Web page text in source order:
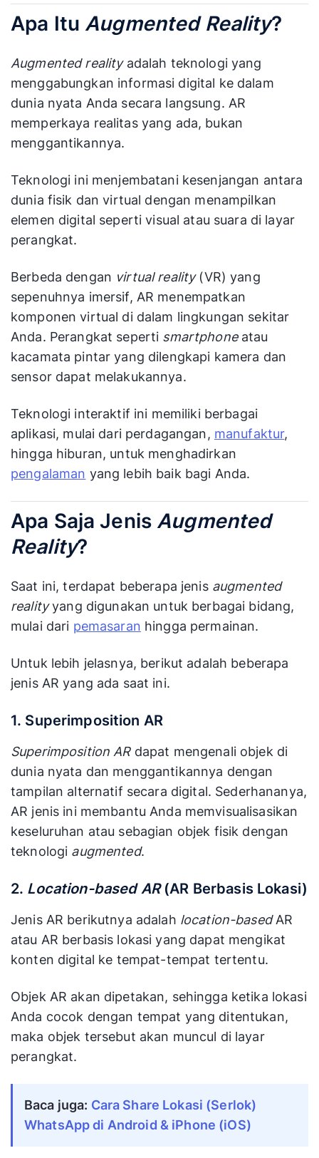
Apa Itu Augmented Reality?
Augmented realityadalah teknologi yang
menggabungkan informasi digital ke dalam
dunia nyata Anda secara langsung. AR
memperkaya realitas yang ada, bukan
menggantikannya.
Teknologi ini menjembatani kesenjangan antara
dunia fisik dan virtual dengan menampilkan
elemen digital seperti visual atau suara di layar
perangkat.
Berbeda dengan virtual reality(VR) yang
sepenuhnya imersif, AR menempatkan
komponen virtual di dalam lingkungan sekitar
Anda. Perangkat seperti smartphoneatau
kacamata pintar yang dilengkapi kamera dan
sensor dapat melakukannya.
Teknologi interaktif ini memiliki berbagai
aplikasi, mulai dari perdagangan, manufaktur,
hingga hiburan, untuk menghadirkan
pengalaman yang lebih baik bagi Anda.
Apa Saja Jenis Augmented
Reality?
Saat ini, terdapat beberapa jenis augmented
realityyang digunakan untuk berbagai bidang,
mulai dari pemasaran hingga permainan.
Untuk lebih jelasnya, berikut adalah beberapa
jenis AR yang ada saat ini.
1. Superimposition AR
Superimposition ARdapat mengenali objek di
dunia nyata dan menggantikannya dengan
tampilan alternatif secara digital. Sederhananya,
AR jenis ini membantu Anda memvisualisasikan
keseluruhan atau sebagian objek fisik dengan
teknologi augmented.
2. Location-based AR(AR Berbasis Lokasi)
Jenis AR berikutnya adalah location-basedAR
atau AR berbasis lokasi yang dapat mengikat
konten digital ke tempat-tempat tertentu.
Objek AR akan dipetakan, sehingga ketika lokasi
Anda cocok dengan tempat yang ditentukan,
maka objek tersebut akan muncul di layar
perangkat.
Baca juga: Cara Share Lokasi (Serlok)
WhatsApp di Android & iPhone (iOS)